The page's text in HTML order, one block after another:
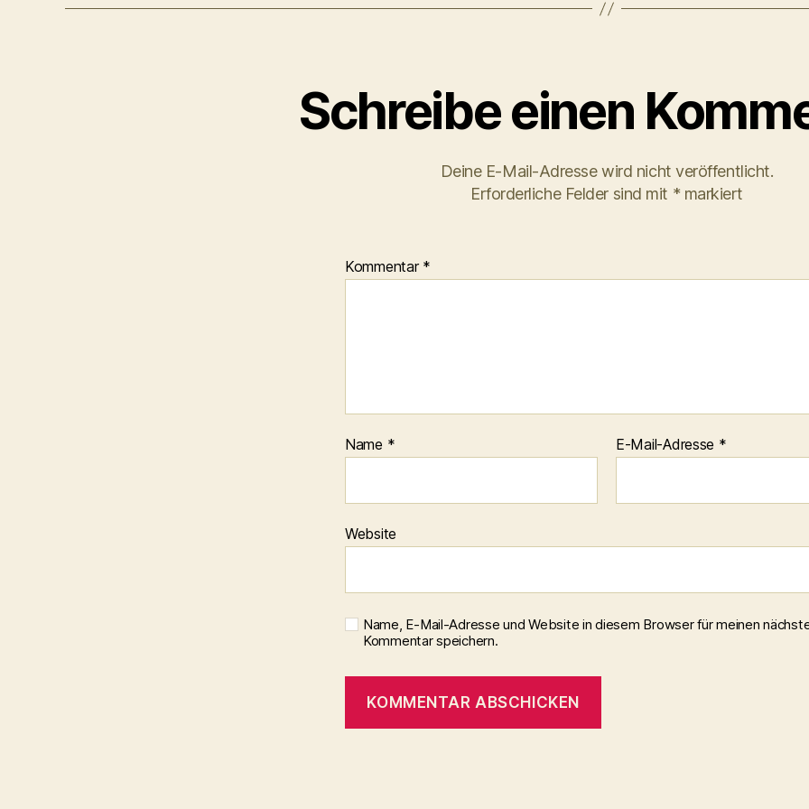
Schreibe einen
Deine E-Mail-Adresse wird nicht veröffentlicht.
Erforderliche Felder sind mit *markiert
Kommentar *
Name * E-Mail-Adresse *
Website
Name, E-Mail-Adresse und Website in diesem Browser für meinen
Kommentar speichern.